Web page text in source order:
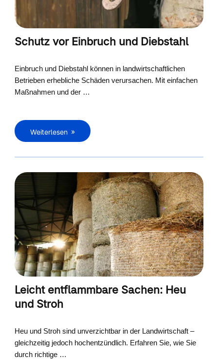
Schutz vor Einbruch und Diebstahl
Einbruch und Diebstahl können in landwirtschaftlichen
Betrieben erhebliche Schäden verursachen. Mit einfachen
Maßnahmen und der …
Weiterlesen
Leicht entflammbare Sachen: Heu
und Stroh
Heu und Stroh sind unverzichtbar in der Landwirtschaft –
gleichzeitig jedoch hochentzündlich. Erfahren Sie, wie Sie
durch richtige …